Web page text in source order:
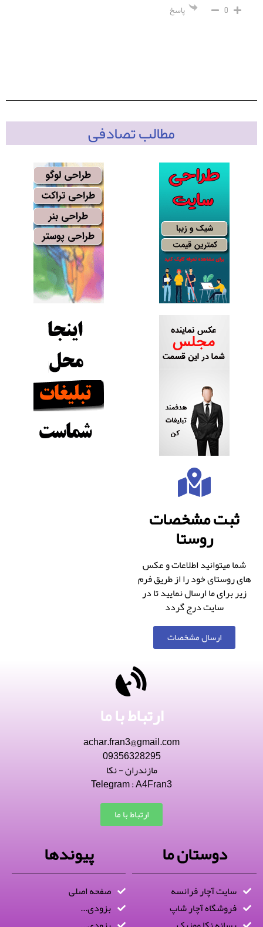
0 پاسخ
مطالب تصادفی
ثبت مشخصات
روستا
شما میتوانید اطلاعات و عکس
های روستای خود را از طریق فرم
زیر برای ما ارسال نمایید تا در
سایت درج گردد
ارسال مشخصات
ارتباط با ما
achar.fran3@gmail.com
09356328295
مازندران - نکا
Telegram : A4Fran3
ارتباط با ما
دوستان ما
سایت آچار فرانسه
فروشگاه آچار شاپ
پیوندها
صفحه اصلی
بزودی...